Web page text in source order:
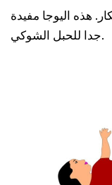
هذه اليوجا مفيدة
جدا للحبل الشوكي.